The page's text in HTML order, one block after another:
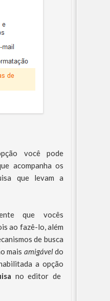
você pode
acompanha os
que levam a
que vocês
ao fazê-lo, além
de busca
mais amigáveldo
a opção
no editor de